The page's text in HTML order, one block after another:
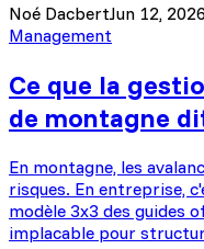
Noé DacbertJun 12,
Management
Ce que la
de montagne
En montagne, les
risques. En entreprise,
modèle 3x3 des guides
implacable pour